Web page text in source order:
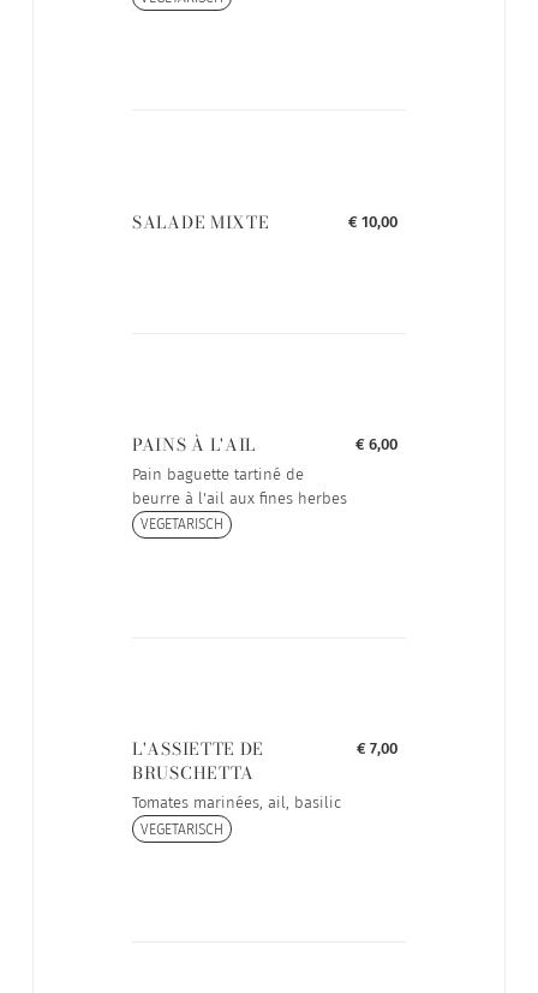
SALADE MIXTE € 10,00
PAINS À L'AIL
Pain baguette tartiné de
beurre à l'ail aux fines herbes
VEGETARISCH
€ 6,00
L'ASSIETTE DE
BRUSCHETTA
Tomates marinées, ail, basilic
VEGETARISCH
€ 7,00